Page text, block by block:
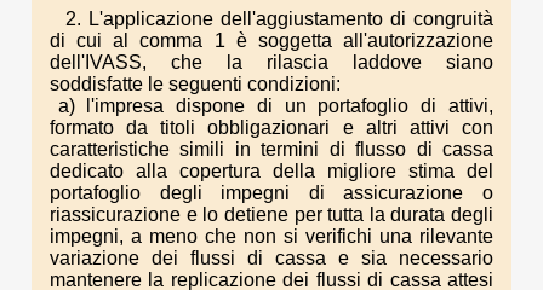
2. L'applicazione dell'aggiustamento di congruità
di cui al comma 1 è soggetta all'autorizzazione
dell'IVASS, che la rilascia laddove siano
soddisfatte le seguenti condizioni:
a) l'impresa dispone di un portafoglio di attivi,
formato da titoli obbligazionari e altri attivi con
caratteristiche simili in termini di flusso di cassa
dedicato alla copertura della migliore stima del
portafoglio degli impegni di assicurazione o
riassicurazione e lo detiene per tutta la durata degli
impegni, a meno che non si verifichi una rilevante
variazione dei flussi di cassa e sia necessario
mantenere la replicazione dei flussi di cassa attesi